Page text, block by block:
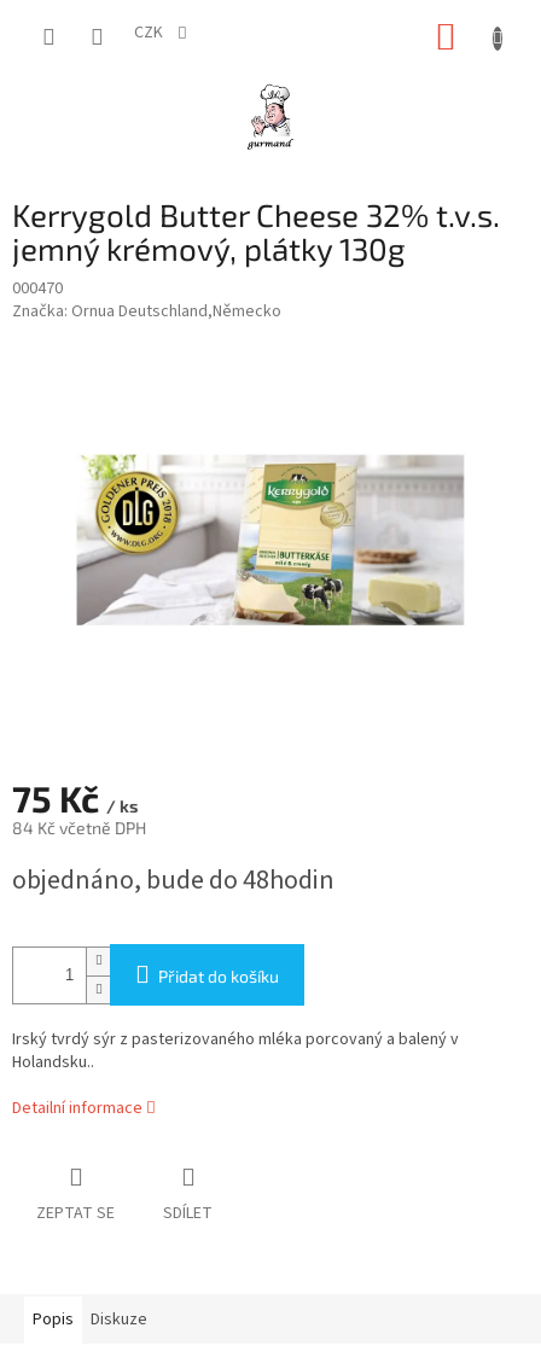
CZK
Kerrygold Butter Cheese 32% t.v.s.
jemný krémový, plátky 130g
000470
Značka: Ornua Deutschland,Německo
75 Kč / ks
84 Kč včetně DPH
cena:
objednáno, bude do 48hodin
Přidat do košíku
Irský tvrdý sýr z pasterizovaného mléka porcovaný a balený v
Holandsku..
Detailní informace
ZEPTAT SE SDÍLET
Popis Diskuze